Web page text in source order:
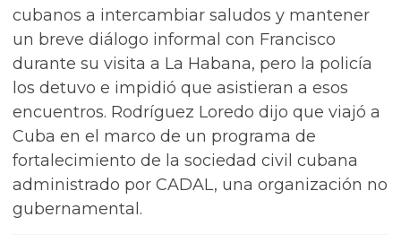
cubanos a intercambiar saludos y mantener
un breve diálogo informal con Francisco
durante su visita a La Habana, pero la policía
los detuvo e impidió que asistieran a esos
encuentros. Rodríguez Loredo dijo que viajó a
Cuba en el marco de un programa de
fortalecimiento de la sociedad civil cubana
administrado por CADAL, una organización no
gubernamental.